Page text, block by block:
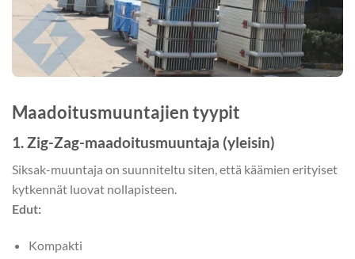
Maadoitusmuuntajien tyypit
1. Zig-Zag-maadoitusmuuntaja (yleisin)
Siksak-muuntaja on suunniteltu siten, että käämien erityiset
kytkennät luovat nollapisteen.
Edut:
Kompakti